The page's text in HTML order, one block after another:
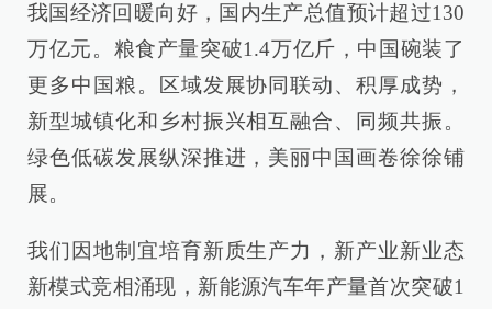
我国经济回暖向好，国内生产总值预计超过130
万亿元。粮食产量突破1.4万亿斤，中国碗装了
更多中国粮。区域发展协同联动、积厚成势，
新型城镇化和乡村振兴相互融合、同频共振。
绿色低碳发展纵深推进，美丽中国画卷徐徐铺
展。
我们因地制宜培育新质生产力，新产业新业态
新模式竞相涌现，新能源汽车年产量首次突破1